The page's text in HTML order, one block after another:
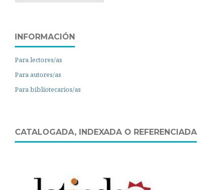
INFORMACIÓN
Para lectores/as
Para autores/as
Para bibliotecarios/as
CATALOGADA, INDEXADA O REFERENCIADA